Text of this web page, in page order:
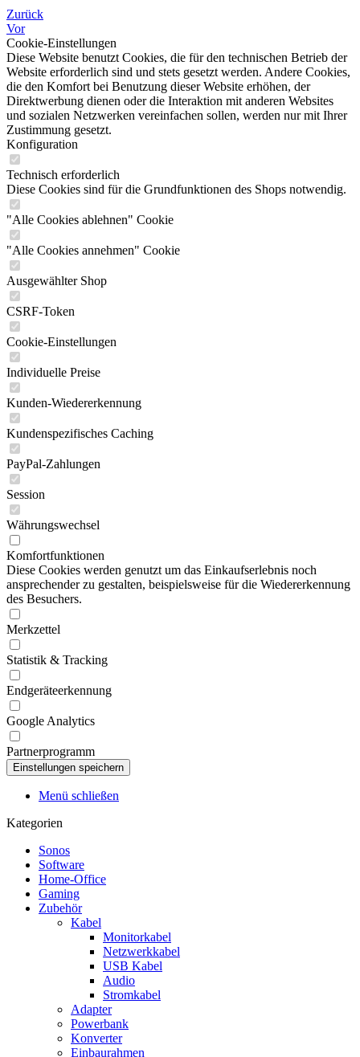
Zurück
Vor
Cookie-Einstellungen
Diese Website benutzt Cookies, die für den technischen Betrieb der
Website erforderlich sind und stets gesetzt werden. Andere Cookies,
die den Komfort bei Benutzung dieser Website erhöhen, der
Direktwerbung dienen oder die Interaktion mit anderen Websites
und sozialen Netzwerken vereinfachen sollen, werden nur mit Ihrer
Zustimmung gesetzt.
Konfiguration
Technisch erforderlich
Diese Cookies sind für die Grundfunktionen des Shops notwendig.
"Alle Cookies ablehnen" Cookie
"Alle Cookies annehmen" Cookie
Ausgewählter Shop
CSRF-Token
Cookie-Einstellungen
Individuelle Preise
Kunden-Wiedererkennung
Kundenspezifisches Caching
PayPal-Zahlungen
Session
Währungswechsel
Komfortfunktionen
Diese Cookies werden genutzt um das Einkaufserlebnis noch
ansprechender zu gestalten, beispielsweise für die Wiedererkennung
des Besuchers.
Merkzettel
Statistik & Tracking
Endgeräteerkennung
Google Analytics
Partnerprogramm
Menü schließen
Kategorien
Sonos
Software
Home-Office
Gaming
Zubehör
Kabel
Monitorkabel
Netzwerkkabel
USB Kabel
Audio
Stromkabel
Adapter
Powerbank
Konverter
Einbaurahmen